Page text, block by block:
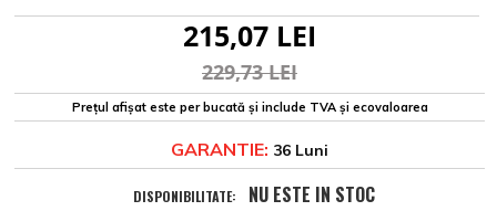
215,07 LEI
229,73 LEI
Prețul afișat este per bucată și include TVA și ecovaloarea
GARANTIE: 36 Luni
DISPONIBILITATE: NU ESTE IN STOC